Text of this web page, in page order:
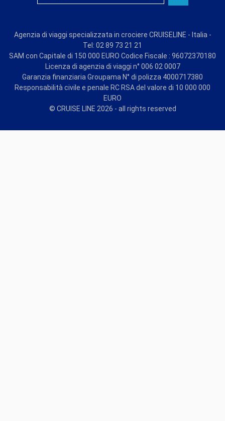
Agenzia di viaggi specializzata in crociere CRUISELINE - Italia -
Tel: 02 89 73 21 21
SAM con Capitale di 150 000 EURO Codice Fiscale : 96072370180
Licenza di agenzia di viaggi n° 006 02 0007
Garanzia finanziaria Groupama N° di polizza 4000717380
Responsabilità civile e penale RC RSA del valore di 10 000 000
EURO
© CRUISE LINE 2026 - all rights reserved